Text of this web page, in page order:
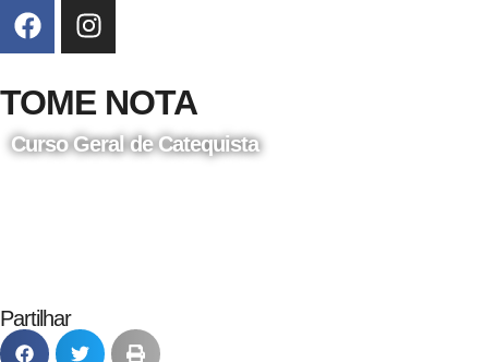
TOME NOTA
Curso Geral de Catequista
Partilhar